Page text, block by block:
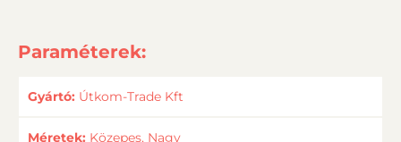
Paraméterek:
Gyártó: Útkom-Trade Kft
Méretek: Közepes, Nagy